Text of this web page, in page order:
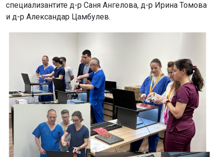
специализантите д-р Саня Ангелова, д-р Ирина Томова
и д-р Александар Цамбулев.